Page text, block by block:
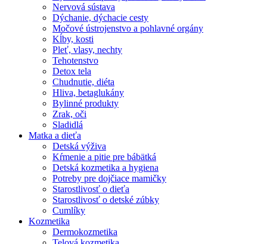
Nervová sústava
Dýchanie, dýchacie cesty
Močové ústrojenstvo a pohlavné orgány
Kĺby, kosti
Pleť, vlasy, nechty
Tehotenstvo
Detox tela
Chudnutie, diéta
Hliva, betaglukány
Bylinné produkty
Zrak, oči
Sladidlá
Matka a dieťa
Detská výživa
Kŕmenie a pitie pre bábätká
Detská kozmetika a hygiena
Potreby pre dojčiace mamičky
Starostlivosť o dieťa
Starostlivosť o detské zúbky
Cumlíky
Kozmetika
Dermokozmetika